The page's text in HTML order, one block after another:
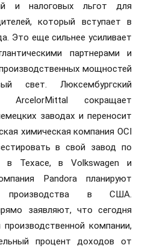
и налоговых льгот для
который вступает в
Это еще сильнее усиливает
партнерами и
мощностей
свет. Люксембургский
ArcelorMittal сокращает
заводах и переносит
химическая компания OCI
в свой завод по
в Техасе, в Volkswagen и
Pandora планируют
производства в США.
заявляют, что сегодня
компании,
процент доходов от